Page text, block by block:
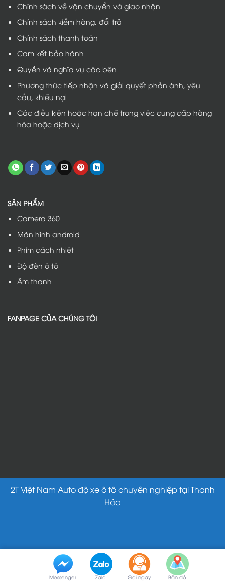
Chính sách về vận chuyển và giao nhận
Chính sách kiểm hàng, đổi trả
Chính sách thanh toán
Cam kết bảo hành
Quyền và nghĩa vụ các bên
Phương thức tiếp nhận và giải quyết phản ánh, yêu
cầu, khiếu nại
Các điều kiện hoặc hạn chế trong việc cung cấp hàng
hóa hoặc dịch vụ
SẢN PHẨM
Camera 360
Màn hình android
Phim cách nhiệt
Độ đèn ô tô
Âm thanh
FANPAGE CỦA CHÚNG TÔI
2T Việt Nam Auto độ xe ô tô chuyên nghiệp tại Thanh
Hóa